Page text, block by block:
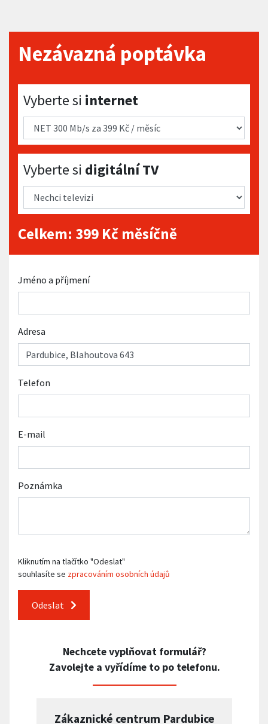
Nezávazná poptávka
Vyberte si internet
Vyberte si internet
Vyberte si digitální TV
Vyberte si digitální TV
Celkem: 399 Kč měsíčně
Jméno a příjmení
Adresa
Telefon
E-mail
Poznámka
Kliknutím na tlačítko "Odeslat"
souhlasíte se zpracováním osobních údajů
Odeslat
Nechcete vyplňovat formulář?
Zavolejte a vyřídíme to po telefonu.
Zákaznické centrum Pardubice